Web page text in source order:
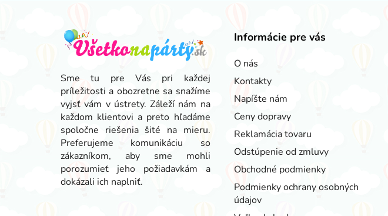
Sme tu pre Vás pri každej
príležitosti a obozretne sa snažíme
vyjsť vám v ústrety. Záleží nám na
každom klientovi a preto hľadáme
spoločne riešenia šité na mieru.
Preferujeme komunikáciu so
zákazníkom, aby sme mohli
porozumieť jeho požiadavkám a
dokázali ich naplniť.
Informácie pre vás
O nás
Kontakty
Napíšte nám
Ceny dopravy
Reklamácia tovaru
Odstúpenie od zmluvy
Obchodné podmienky
Podmienky ochrany osobných
údajov